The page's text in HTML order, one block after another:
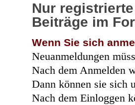
Nur
Beiträge im
Wenn Sie sich
Neuanmeldungen
Nach dem Anmelden
Dann können sie sich
Nach dem Einloggen